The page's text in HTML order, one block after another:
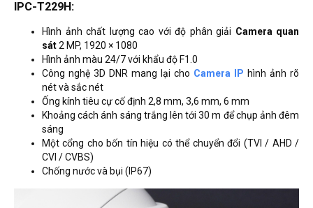
IPC-T229H:
Hình ảnh chất lượng cao với độ phân giải Camera quan
sát2 MP, 1920 × 1080
Hình ảnh màu 24/7 với khẩu độ F1.0
Công nghệ 3D DNR mang lại cho Camera IP hình ảnh rõ
nét và sắc nét
Ống kính tiêu cự cố định 2,8 mm, 3,6 mm, 6 mm
Khoảng cách ánh sáng trắng lên tới 30 m để chụp ảnh đêm
sáng
Một cổng cho bốn tín hiệu có thể chuyển đổi (TVI / AHD /
CVI / CVBS)
Chống nước và bụi (IP67)